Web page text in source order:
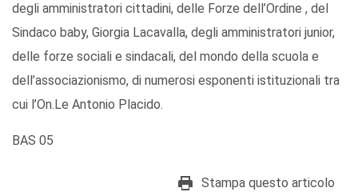
degli amministratori cittadini, delle Forze dell’Ordine , del
Sindaco baby, Giorgia Lacavalla, degli amministratori junior,
delle forze sociali e sindacali, del mondo della scuola e
dell’associazionismo, di numerosi esponenti istituzionali tra
cui l’On.Le Antonio Placido.
BAS 05
Stampa questo articolo